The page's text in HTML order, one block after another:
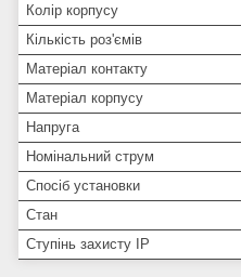
Колір корпусу
Кількість роз'ємів
Матеріал контакту
Матеріал корпусу
Напруга
Номінальний струм
Спосіб установки
Стан
Ступінь захисту IP